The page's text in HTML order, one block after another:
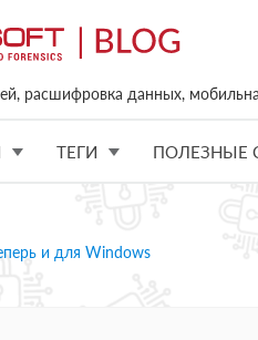
расшифровка данных,
ТЕГИ ПОЛЕЗНЫЕ
и для Windows